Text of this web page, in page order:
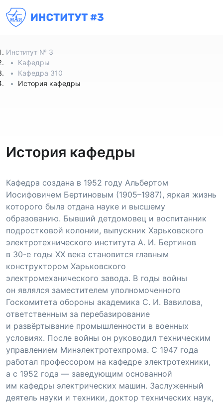
Институт № 3
Кафедры
Кафедра 310
История кафедры
История кафедры
Кафедра создана в 1952 году Альбертом
Иосифовичем Бертиновым (1905–1987), яркая жизнь
которого была отдана науке и высшему
образованию. Бывший детдомовец и воспитанник
подростковой колонии, выпускник Харьковского
электротехнического института А. И. Бертинов
в 30-е годы XX века становится главным
конструктором Харьковского
электромеханического завода. В годы войны
он являлся заместителем уполномоченного
Госкомитета обороны академика С. И. Вавилова,
ответственным за перебазирование
и развёртывание промышленности в военных
условиях. После войны он руководил техническим
управлением Минэлектротехпрома. С 1947 года
работал профессором на кафедре электротехники,
а с 1952 года — заведующим основанной
им кафедры электрических машин. Заслуженный
деятель науки и техники, доктор технических наук,